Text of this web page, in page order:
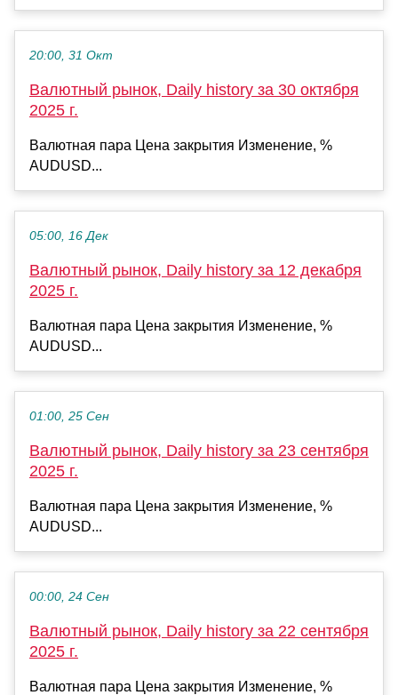
20:00, 31 Окт
Валютный рынок, Daily history за 30 октября
2025 г.
Валютная пара Цена закрытия Изменение, %
AUDUSD...
05:00, 16 Дек
Валютный рынок, Daily history за 12 декабря
2025 г.
Валютная пара Цена закрытия Изменение, %
AUDUSD...
01:00, 25 Сен
Валютный рынок, Daily history за 23 сентября
2025 г.
Валютная пара Цена закрытия Изменение, %
AUDUSD...
00:00, 24 Сен
Валютный рынок, Daily history за 22 сентября
2025 г.
Валютная пара Цена закрытия Изменение, %